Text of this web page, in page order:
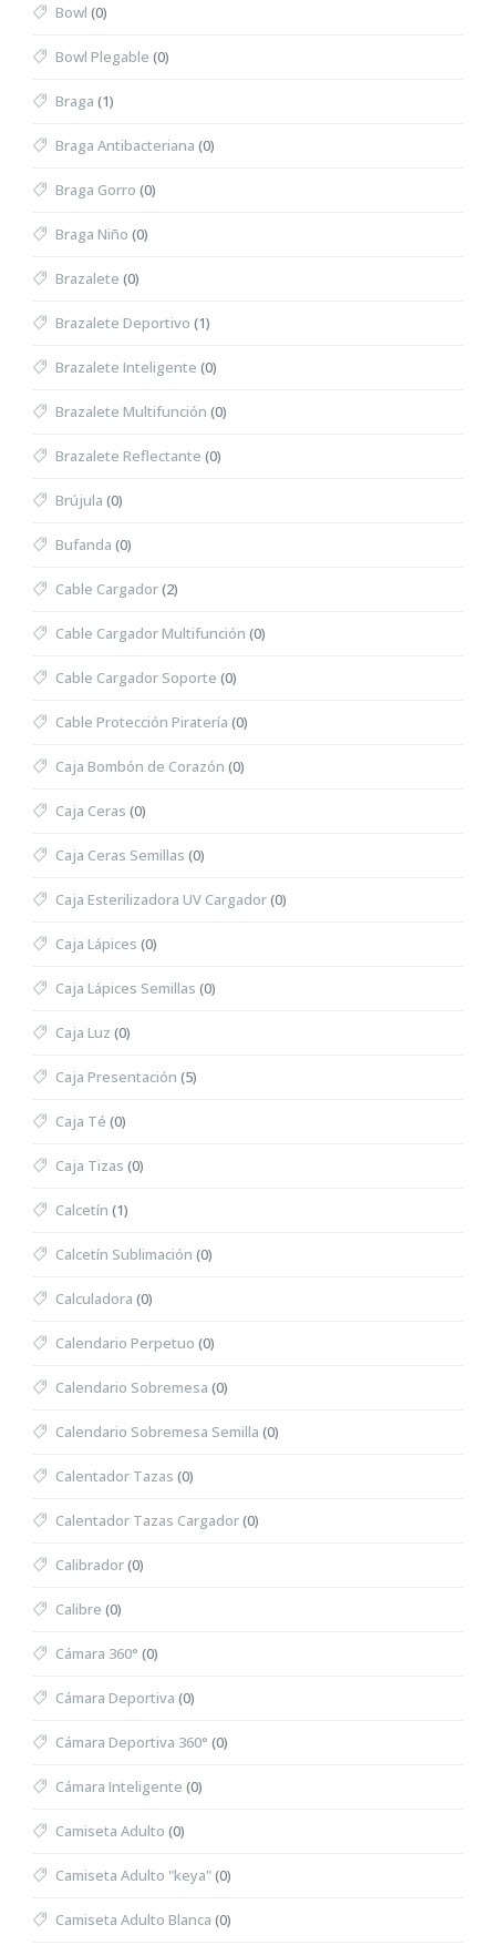
Bowl (0)
Bowl Plegable (0)
Braga (1)
Braga Antibacteriana (0)
Braga Gorro (0)
Braga Niño (0)
Brazalete (0)
Brazalete Deportivo (1)
Brazalete Inteligente (0)
Brazalete Multifunción (0)
Brazalete Reflectante (0)
Brújula (0)
Bufanda (0)
Cable Cargador(2)
Cable Cargador Multifunción (0)
Cable Cargador Soporte (0)
Cable Protección Piratería (0)
Caja Bombón de Corazón (0)
Caja Ceras (0)
Caja Ceras Semillas (0)
Caja Esterilizadora UV Cargador(0)
Caja Lápices (0)
Caja Lápices Semillas (0)
Caja Luz (0)
Caja Presentación (5)
Caja Té (0)
Caja Tizas (0)
Calcetín (1)
Calcetín Sublimación (0)
Calculadora (0)
Calendario Perpetuo (0)
Calendario Sobremesa (0)
Calendario Sobremesa Semilla (0)
Calentador Tazas (0)
Calentador Tazas Cargador(0)
Calibrador(0)
Calibre (0)
Cámara 360° (0)
Cámara Deportiva (0)
Cámara Deportiva 360° (0)
Cámara Inteligente (0)
Camiseta Adulto (0)
Camiseta Adulto "keya"(0)
Camiseta Adulto Blanca (0)